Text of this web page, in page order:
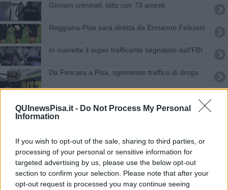
QUInewsPisa.it - Do Not Process My Personal
Information
If you wish to opt-out of the sale, sharing to third parties, or
processing of your personal or sensitive information for
targeted advertising by us, please use the below opt-out
section to confirm your selection. Please note that after your
opt-out request is processed you may continue seeing
Giovani criminali, blitz con 73 arresti
Reggiana-Pisa sarà diretta da Ermanno Feliciani
In manette il super trafficante segnalato dall'FBI
Da Pescara a Pisa, sgominato traffico di droga
Rinviata Teramo Pisa
Pisa Calcio, ingaggi e trattative
Ascoli Pisa, nel segno di Rozzi e Anconetani
Un punto e tanti rimpianti per Braglia